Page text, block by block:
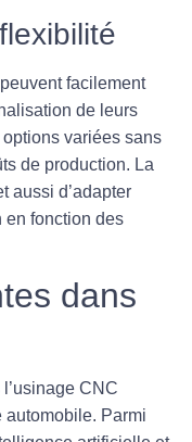
facilement
de leurs
variées sans
de production. La
aussi d’adapter
en fonction des
dans
CNC
automobile. Parmi